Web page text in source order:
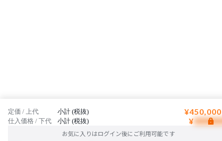
定価 / 上代 小計 (税抜)
仕入価格 / 下代 小計 (税抜) ¥
お気に入りはログイン後にご利用可能です